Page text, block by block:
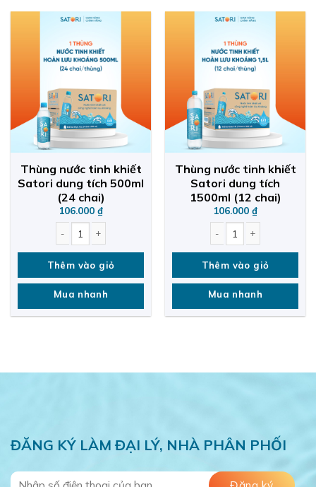
Thùng nước tinh khiết
Satori dung tích 500ml
(24 chai)
106.000 ₫
Thùng nước tinh khiết Satori dung tích 500ml (24 chai) quantity
Thêm vào giỏ
Mua nhanh
Thùng nước tinh khiết
Satori dung tích
1500ml (12 chai)
106.000 ₫
Thùng nước tinh khiết Satori dung
Thêm vào giỏ
Mua nhanh
ĐĂNG KÝ LÀM ĐẠI LÝ, NHÀ PHÂN PHỐI